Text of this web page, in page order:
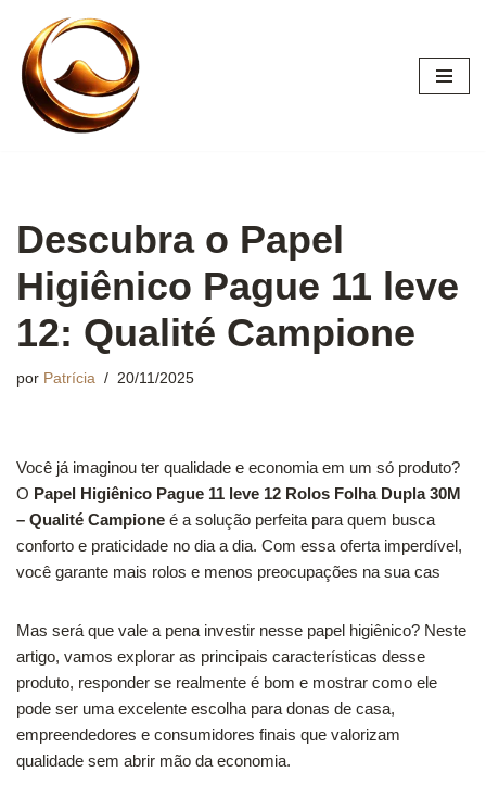
Pular
para
conteúdo
Descubra o Papel
Higiênico Pague 11 leve
12: Qualité Campione
por Patrícia 20/11/2025
Você já imaginou ter qualidade e economia em um só produto?
O Papel Higiênico Pague 11 leve 12 Rolos Folha Dupla 30M
– Qualité Campione é a solução perfeita para quem busca
conforto e praticidade no dia a dia. Com essa oferta imperdível,
você garante mais rolos e menos preocupações na sua cas
Mas será que vale a pena investir nesse papel higiênico? Neste
artigo, vamos explorar as principais características desse
produto, responder se realmente é bom e mostrar como ele
pode ser uma excelente escolha para donas de casa,
empreendedores e consumidores finais que valorizam
qualidade sem abrir mão da economia.